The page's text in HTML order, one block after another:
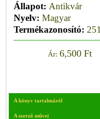
Állapot: Antikvár
Nyelv: Magyar
Termékazonosító: 251
Ár: 6,500 Ft
A könyv tartalmáról
A szerző művei